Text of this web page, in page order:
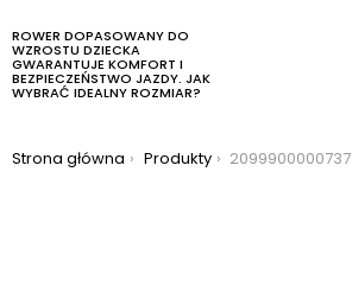
ROWER DOPASOWANY DO
WZROSTU DZIECKA
GWARANTUJE KOMFORT I
BEZPIECZEŃSTWO JAZDY. JAK
WYBRAĆ IDEALNY ROZMIAR?
Jesteś tutaj:
Strona główna Produkty 2099900000737: suport neco b-910 bsa 127,5mm